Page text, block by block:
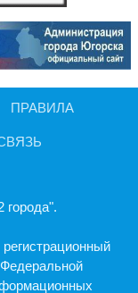
ПРАВИЛА
города".